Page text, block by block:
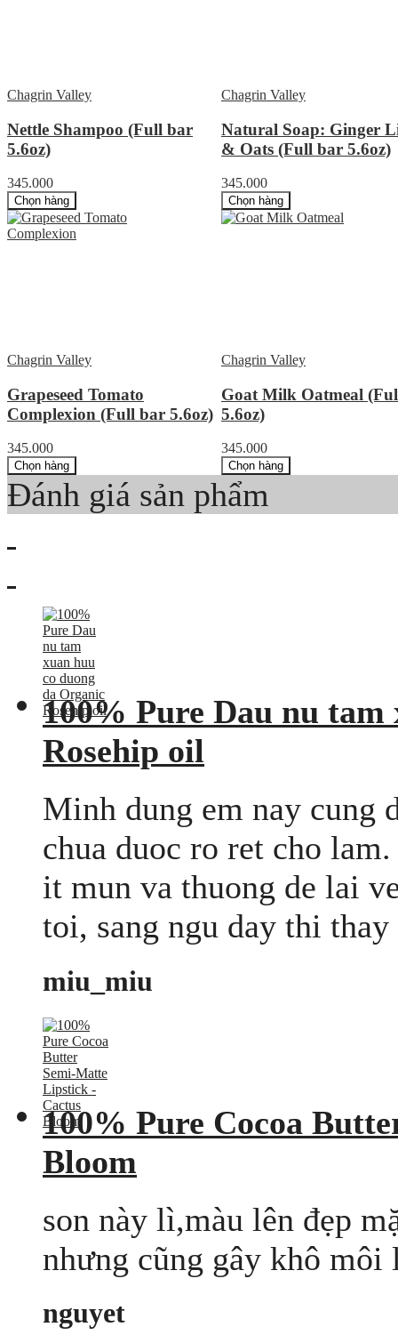
Chagrin Valley
Nettle Shampoo (Full bar
5.6oz)
345.000
Chọn hàng
Chagrin Valley
Natural Soap: Ginger
& Oats (Full bar 5.6oz)
345.000
Chọn hàng
Chagrin Valley
Grapeseed Tomato
Complexion (Full bar 5.6oz)
345.000
Chọn hàng
Chagrin Valley
Goat Milk Oatmeal
5.6oz)
345.000
Chọn hàng
Đánh giá sản phẩm
100% Pure Dau nu
Rosehip oil
Minh dung em nay cung
chua duoc ro ret cho
it mun va thuong de lai
toi, sang ngu day thi thay
miu_miu
100% Pure Cocoa
Bloom
son này lì,màu lên đẹp
nhưng cũng gây khô môi
nguyet